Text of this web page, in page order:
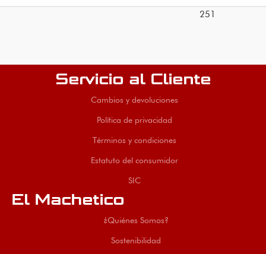
251
Servicio al Cliente
Cambios y devoluciones
Política de privacidad
Términos y condiciones
Estatuto del consumidor
SIC
El Machetico
¿Quiénes Somos?
Sostenibilidad